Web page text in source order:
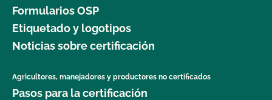
Formularios OSP
Etiquetado y logotipos
Noticias sobre certificación
Agricultores, manejadores y productores no certificados
Pasos para la certificación